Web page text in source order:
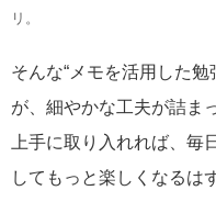
リ。
そんな“メモを活用した
が、細やかな工夫が詰ま
上手に取り入れれば、毎
してもっと楽しくなるは